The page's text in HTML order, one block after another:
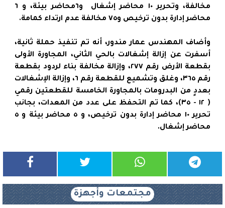
مخالفة، وتحرير ١٠ محاضر إشغال و٦محاضر بيئة، و ٦
محاضر إدارة بدون ترخيص و٧٥ مخالفة عدم ارتداء كمامة.
وأضاف المهندس عمار مندور، أنه تم تنفيذ حملة ثانية،
أسفرت عن إزالة إشغالات بالحي الثاني، المجاورة الأولى
بقطعة الأرض رقم ٢٧٧، وإزالة مخالفة بناء لردود بقطعة
رقم ٣٦٥، وغلق وتشميع للقطعة رقم ٦، وإزالة الإشغالات
بعددٍ من البدرومات بالمجاورة الخامسة للقطعتين رقمي
( ١٢ - ٣٥)، كما تم التحفظ على عدد من المعدات، بجانب
تحرير ١٠ محاضر إدارة بدون ترخيص، و ٥ محاضر بيئة و ٥
محاضر إشغال.
مجتمعات وأجهزة